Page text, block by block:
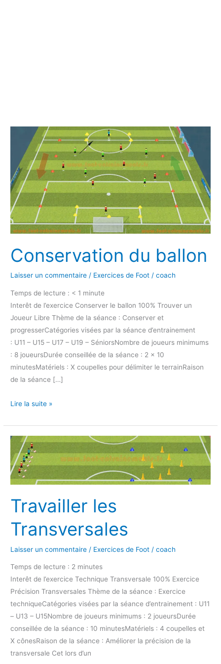
Conservation du ballon
Laisser un commentaire / Exercices de Foot /coach
Temps de lecture : < 1 minute
Interêt de l’exercice Conserver le ballon 100% Trouver un
Joueur Libre Thème de la séance : Conserver et
progresserCatégories visées par la séance d’entrainement
: U11 – U15 – U17 – U19 – SéniorsNombre de joueurs minimums
: 8 joueursDurée conseillée de la séance : 2 x 10
minutesMatériels : X coupelles pour délimiter le terrainRaison
de la séance […]
Conservation
ballon
Lire la suite »
Travailler les
Transversales
Laisser un commentaire / Exercices de Foot /coach
Temps de lecture : 2 minutes
Interêt de l’exercice Technique Transversale 100% Exercice
Précision Transversales Thème de la séance : Exercice
techniqueCatégories visées par la séance d’entrainement : U11
– U13 – U15Nombre de joueurs minimums : 2 joueursDurée
conseillée de la séance : 10 minutesMatériels : 4 coupelles et
X cônesRaison de la séance : Améliorer la précision de la
transversale Cet lors d’un
Travailler
les
Transversales